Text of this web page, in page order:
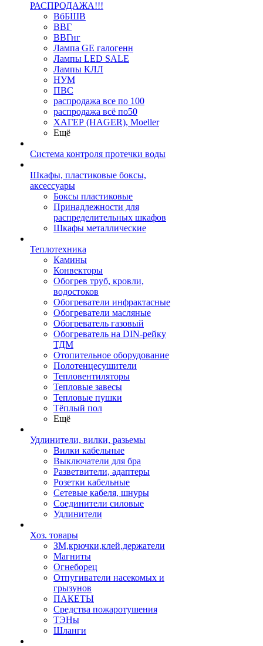
РАСПРОДАЖА!!!
ВбБШВ
ВВГ
ВВГнг
Лампа GE галогенн
Лампы LED SALE
Лампы КЛЛ
НУМ
ПВС
распродажа все по 100
распродажа всё по50
ХАГЕР (HAGER), Moeller
Ещё
Система контроля протечки воды
Шкафы, пластиковые боксы,
аксессуары
Боксы пластиковые
Принадлежности для
распределительных шкафов
Шкафы металлические
Теплотехника
Камины
Конвекторы
Обогрев труб, кровли,
водостоков
Обогреватели инфрактасные
Обогреватели масляные
Обогреватель газовый
Обогреватель на DIN-рейку
ТДМ
Отопительное оборудование
Полотенцесушители
Тепловентиляторы
Тепловые завесы
Тепловые пушки
Тёплый пол
Ещё
Удлинители, вилки, разьемы
Вилки кабельные
Выключатели для бра
Разветвители, адаптеры
Розетки кабельные
Сетевые кабеля, шнуры
Соединители силовые
Удлинители
Хоз. товары
ЗМ,крючки,клей,держатели
Магниты
Огнеборец
Отпугиватели насекомых и
грызунов
ПАКЕТЫ
Средства пожаротушения
ТЭНы
Шланги